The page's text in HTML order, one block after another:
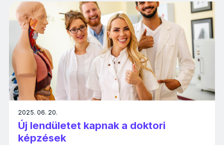
2025. 06. 20.
Új lendületet kapnak a doktori
képzések